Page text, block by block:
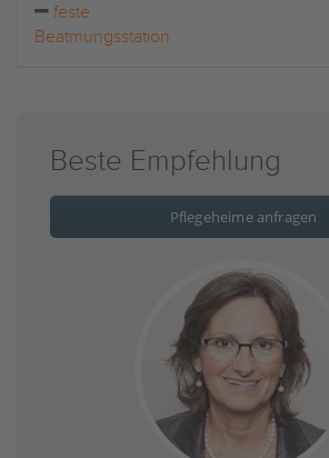
feste
Beatmungsstation
Beste Empfehlung
Pflegeheime anfragen